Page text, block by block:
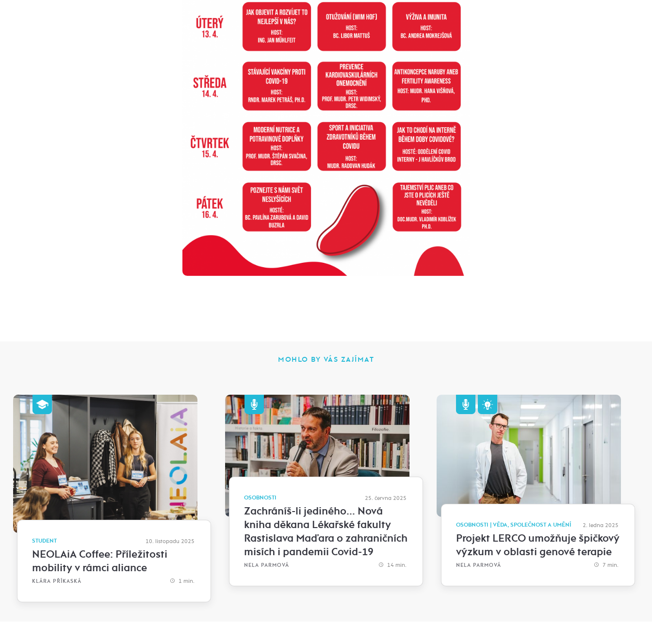
MOHLO BY VÁS ZAJÍMAT
STUDENT 10. listopadu 2025
NEOLAiA Coffee: Příležitosti
mobility v rámci aliance
KLÁRA PŘÍKASKÁ 1 min.
OSOBNOSTI 25. června 2025
Zachráníš-li jediného… Nová
kniha děkana Lékařské fakulty
Rastislava Maďara o zahraničních
misích i pandemii Covid-19
NELA PARMOVÁ 14 min.
OSOBNOSTI | VĚDA, SPOLEČNOST A UMĚNÍ 2. ledna 2025
Projekt LERCO umožňuje špičkový
výzkum v oblasti genové terapie
NELA PARMOVÁ 7 min.